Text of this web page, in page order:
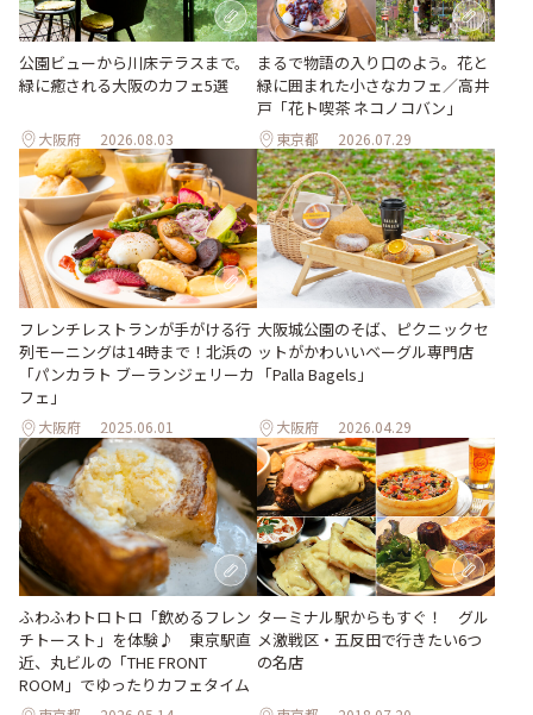
公園ビューから川床テラスまで。
緑に癒される大阪のカフェ5選
大阪府 2026.08.03
まるで物語の入り口のよう。花と
緑に囲まれた小さなカフェ／高井
戸「花ト喫茶 ネコノコバン」
東京都 2026.07.29
フレンチレストランが手がける行
列モーニングは14時まで！北浜の
「パンカラト ブーランジェリーカ
フェ」
大阪府 2025.06.01
大阪城公園のそば、ピクニックセ
ットがかわいいベーグル専門店
「Palla Bagels」
大阪府 2026.04.29
ふわふわトロトロ「飲めるフレン
チトースト」を体験♪ 東京駅直
近、丸ビルの「THE FRONT
ROOM」でゆったりカフェタイム
ターミナル駅からもすぐ！ グル
メ激戦区・五反田で行きたい6つ
の名店